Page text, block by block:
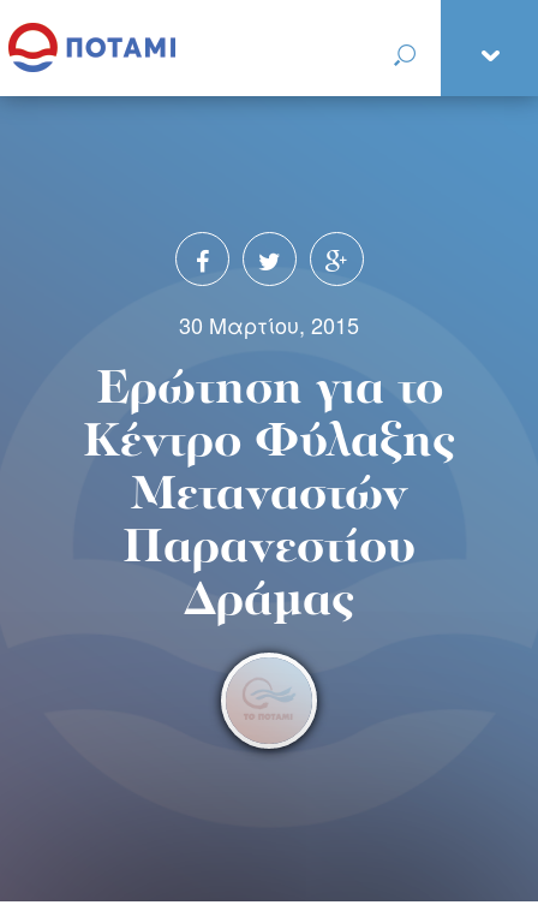
30 Μαρτίου, 2015
Ερώτηση για το
Κέντρο Φύλαξης
Μεταναστών
Παρανεστίου
Δράμας